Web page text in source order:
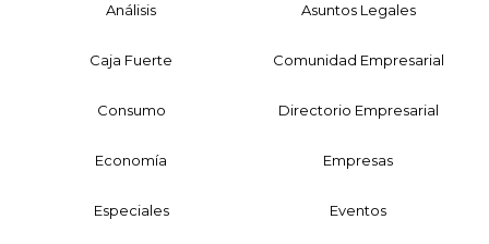
Análisis Asuntos Legales
Caja Fuerte Comunidad Empresarial
Consumo Directorio Empresarial
Economía Empresas
Especiales Eventos